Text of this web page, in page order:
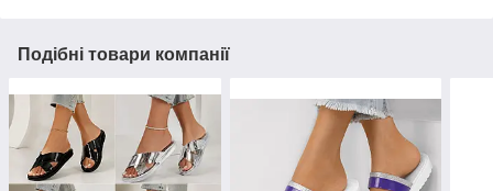
Подібні товари компанії